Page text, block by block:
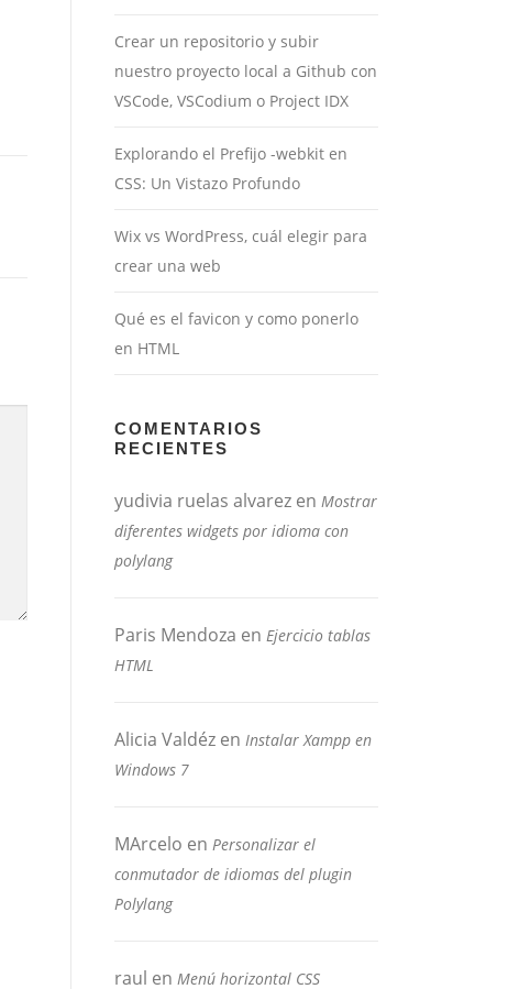
Crear un repositorio y subir
nuestro proyecto local a Github con
VSCode, VSCodium o Project IDX
Explorando el Prefijo -webkit en
CSS: Un Vistazo Profundo
Wix vs WordPress, cuál elegir para
crear una web
Qué es el favicon y como ponerlo
en HTML
COMENTARIOS
RECIENTES
yudivia ruelas alvarez en Mostrar
diferentes widgets por idioma con
polylang
Paris Mendoza en Ejercicio tablas
HTML
Alicia Valdéz en Instalar Xampp en
Windows 7
MArcelo en Personalizar el
conmutador de idiomas del plugin
Polylang
raul en Menú horizontal CSS